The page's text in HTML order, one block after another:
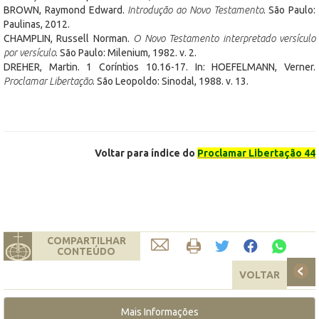
BROWN, Raymond Edward. Introdução ao Novo Testamento. São Paulo:
Paulinas, 2012.
CHAMPLIN, Russell Norman. O Novo Testamento interpretado versículo
por versículo. São Paulo: Milenium, 1982. v. 2.
DREHER, Martin. 1 Coríntios 10.16-17. In: HOEFELMANN, Verner.
Proclamar Libertação. São Leopoldo: Sinodal, 1988. v. 13.
Voltar para índice do Proclamar Libertação 44
COMPARTILHAR
CONTEÚDO
VOLTAR
Mais Informações